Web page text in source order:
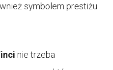
symbolem prestiżu
nie trzeba